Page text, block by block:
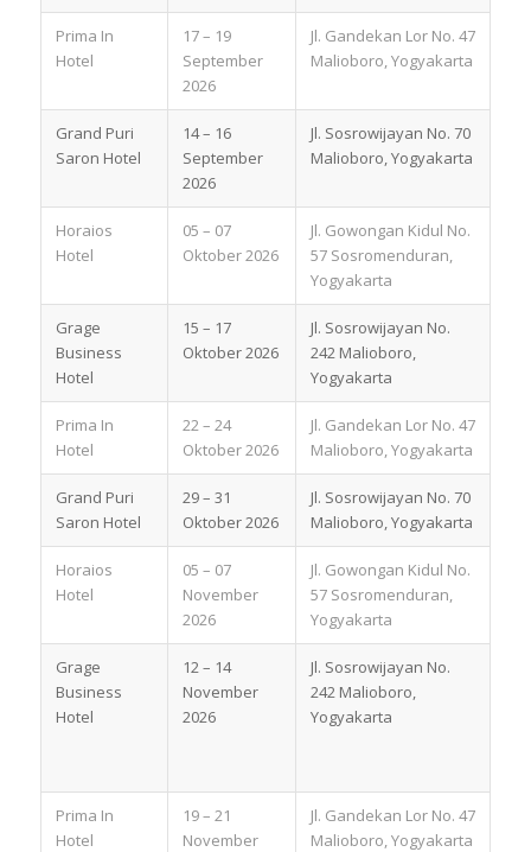
Prima In
Hotel
17 – 19
September
2026
Jl. Gandekan Lor No. 47
Malioboro, Yogyakarta
Grand Puri
Saron Hotel
14 – 16
September
2026
Jl. Sosrowijayan No. 70
Malioboro, Yogyakarta
Horaios
Hotel
05 – 07
Oktober 2026
Jl. Gowongan Kidul No.
57 Sosromenduran,
Yogyakarta
Grage
Business
Hotel
15 – 17
Oktober 2026
Jl. Sosrowijayan No.
242 Malioboro,
Yogyakarta
Prima In
Hotel
22 – 24
Oktober 2026
Jl. Gandekan Lor No. 47
Malioboro, Yogyakarta
Grand Puri
Saron Hotel
29 – 31
Oktober 2026
Jl. Sosrowijayan No. 70
Malioboro, Yogyakarta
Horaios
Hotel
05 – 07
November
2026
Jl. Gowongan Kidul No.
57 Sosromenduran,
Yogyakarta
Grage
Business
Hotel
12 – 14
November
2026
Jl. Sosrowijayan No.
242 Malioboro,
Yogyakarta
Prima In
Hotel
19 – 21
November
Jl. Gandekan Lor No. 47
Malioboro, Yogyakarta